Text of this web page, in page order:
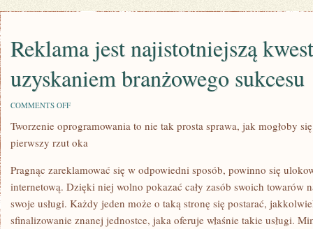
Reklama jest najistotniejszą
uzyskaniem branżowego sukcesu
COMMENTS OFFON
JEST
KWESTIĄ,
Z
BRANŻOWEGO
SUKCESU
Tworzenie oprogramowania to nie tak prosta sprawa, jak mogłoby
pierwszy rzut oka
Pragnąc zareklamować się w odpowiedni sposób, powinno się
internetową. Dzięki niej wolno pokazać cały zasób swoich towarów
swoje usługi. Każdy jeden może o taką stronę się postarać,
sfinalizowanie znanej jednostce, jaka oferuje właśnie takie usługi.